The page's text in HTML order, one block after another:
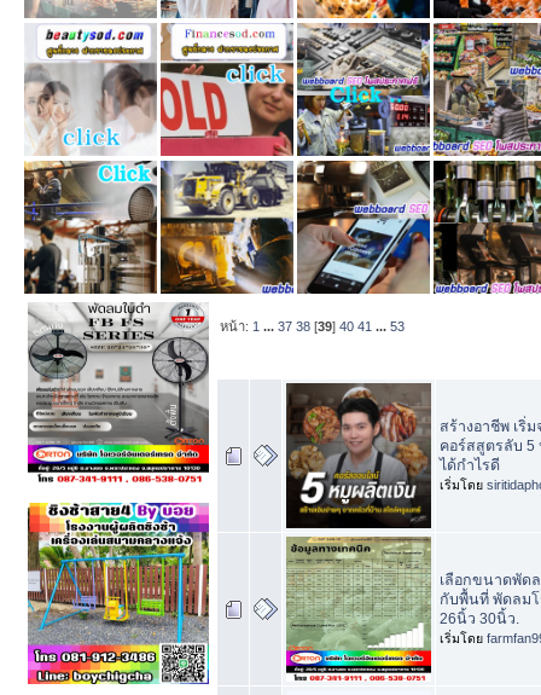
หน้า: 1 ...37 38 [39]40 41 ...53
สร้างอาชีพ เริ่
คอร์สสูตรลับ 5
ได้กำไรดี
เริ่มโดย
เลือกขนาดพัด
กับพื้นที่ พัดลมโ
26นิ้ว 30นิ้ว.
เริ่มโดย